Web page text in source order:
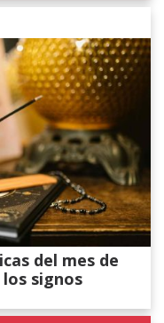
del mes de
signos